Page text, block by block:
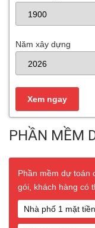
Năm xây dựng
PHẦN MỀM
Phần mềm dự toán
gói, khách hàng có